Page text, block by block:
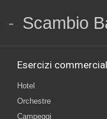
- Scambio
Esercizi
Hotel
Orchestre
Campeggi